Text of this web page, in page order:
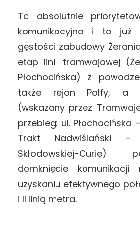
To absolutnie
komunikacyjna i to już
gęstości zabudowy
etap linii tramwajowej
Płochocińska) z
także rejon Polfy, a
(wskazany przez
przebieg: ul. Płochocińska
Trakt Nadwiślański
Skłodowskiej-
domknięcie
uzyskaniu efektywnego
i II linią metra.